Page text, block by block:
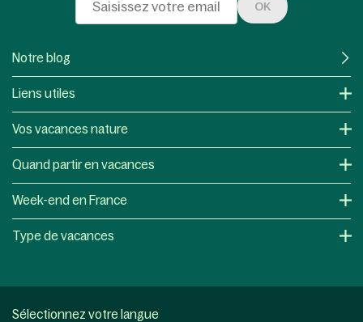
OK
Notre blog
Liens utiles
Vos vacances nature
Quand partir en vacances
Week-end en France
Type de vacances
Sélectionnez votre langue